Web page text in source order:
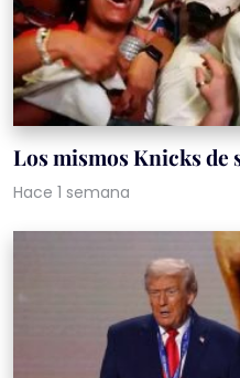
Los mismos Knicks de
Hace 1 semana